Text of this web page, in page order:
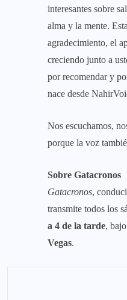
interesantes sobre
alma y la mente.
agradecimiento, el
creciendo junto a
por recomendar y
nace desde
Nos escuchamos,
porque la voz
Sobre Gatacronos
Gatacronos,
transmite todos los
a 4 de la tarde,
Vegas.